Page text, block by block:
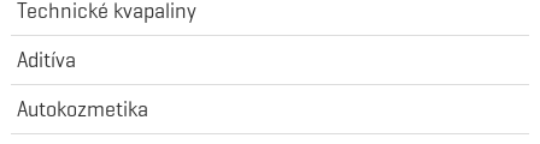
Technické kvapaliny
Aditíva
Autokozmetika